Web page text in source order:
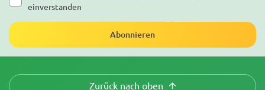
einverstanden
Abonnieren
Zurück nach oben